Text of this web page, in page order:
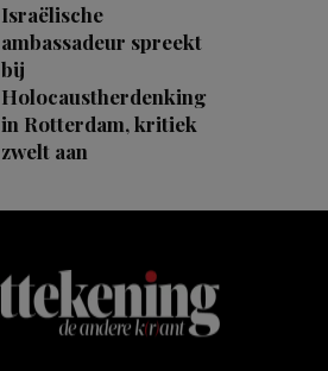
Israëlische
ambassadeur spreekt
bij
Holocaustherdenking
in Rotterdam, kritiek
zwelt aan